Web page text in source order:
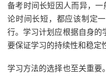
备考时间长短因人而异，
论时间长短，都应该制定
行。学习计划应根据自身的
要保证学习的持续性和稳定
学习方法的选择也至关重